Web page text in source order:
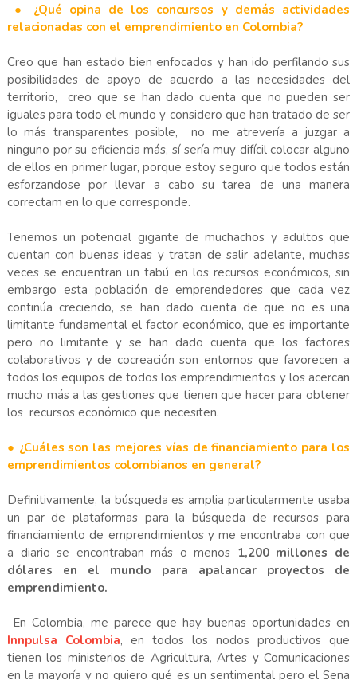
● ¿Qué opina de los concursos y demás actividades
relacionadas con el emprendimiento en Colombia?
Creo que han estado bien enfocados y han ido perfilando sus
posibilidades de apoyo de acuerdo a las necesidades del
territorio, creo que se han dado cuenta que no pueden ser
iguales para todo el mundo y considero que han tratado de ser
lo más transparentes posible, no me atrevería a juzgar a
ninguno por su eficiencia más, sí sería muy difícil colocar alguno
de ellos en primer lugar, porque estoy seguro que todos están
esforzandose por llevar a cabo su tarea de una manera
correctam en lo que corresponde.
Tenemos un potencial gigante de muchachos y adultos que
cuentan con buenas ideas y tratan de salir adelante, muchas
veces se encuentran un tabú en los recursos económicos, sin
embargo esta población de emprendedores que cada vez
continúa creciendo, se han dado cuenta de que no es una
limitante fundamental el factor económico, que es importante
pero no limitante y se han dado cuenta que los factores
colaborativos y de cocreación son entornos que favorecen a
todos los equipos de todos los emprendimientos y los acercan
mucho más a las gestiones que tienen que hacer para obtener
los recursos económico que necesiten.
● ¿Cuáles son las mejores vías de financiamiento para los
emprendimientos colombianos en general?
Definitivamente, la búsqueda es amplia particularmente usaba
un par de plataformas para la búsqueda de recursos para
financiamiento de emprendimientos y me encontraba con que
a diario se encontraban más o menos 1,200 millones de
dólares en el mundo para apalancar proyectos de
emprendimiento.
En Colombia, me parece que hay buenas oportunidades en
Innpulsa Colombia, en todos los nodos productivos que
tienen los ministerios de Agricultura, Artes y Comunicaciones
en la mayoría y no quiero qué es un sentimental pero el Sena